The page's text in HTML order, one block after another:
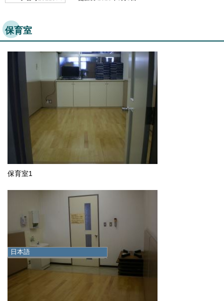
日本語
日本語
English
保育室
保育室1